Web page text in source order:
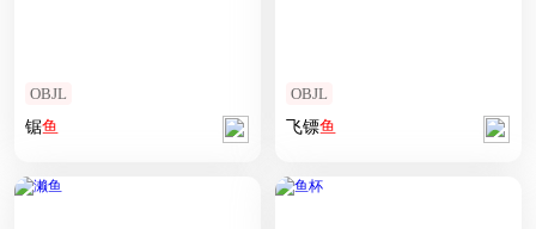
OBJL
锯鱼
OBJL
飞镖鱼